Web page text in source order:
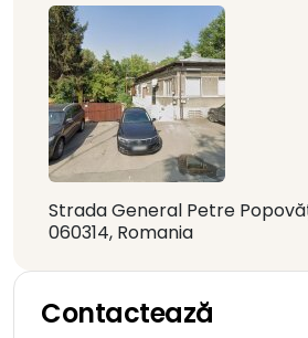
Strada General Petre
060314, Romania
Contactează